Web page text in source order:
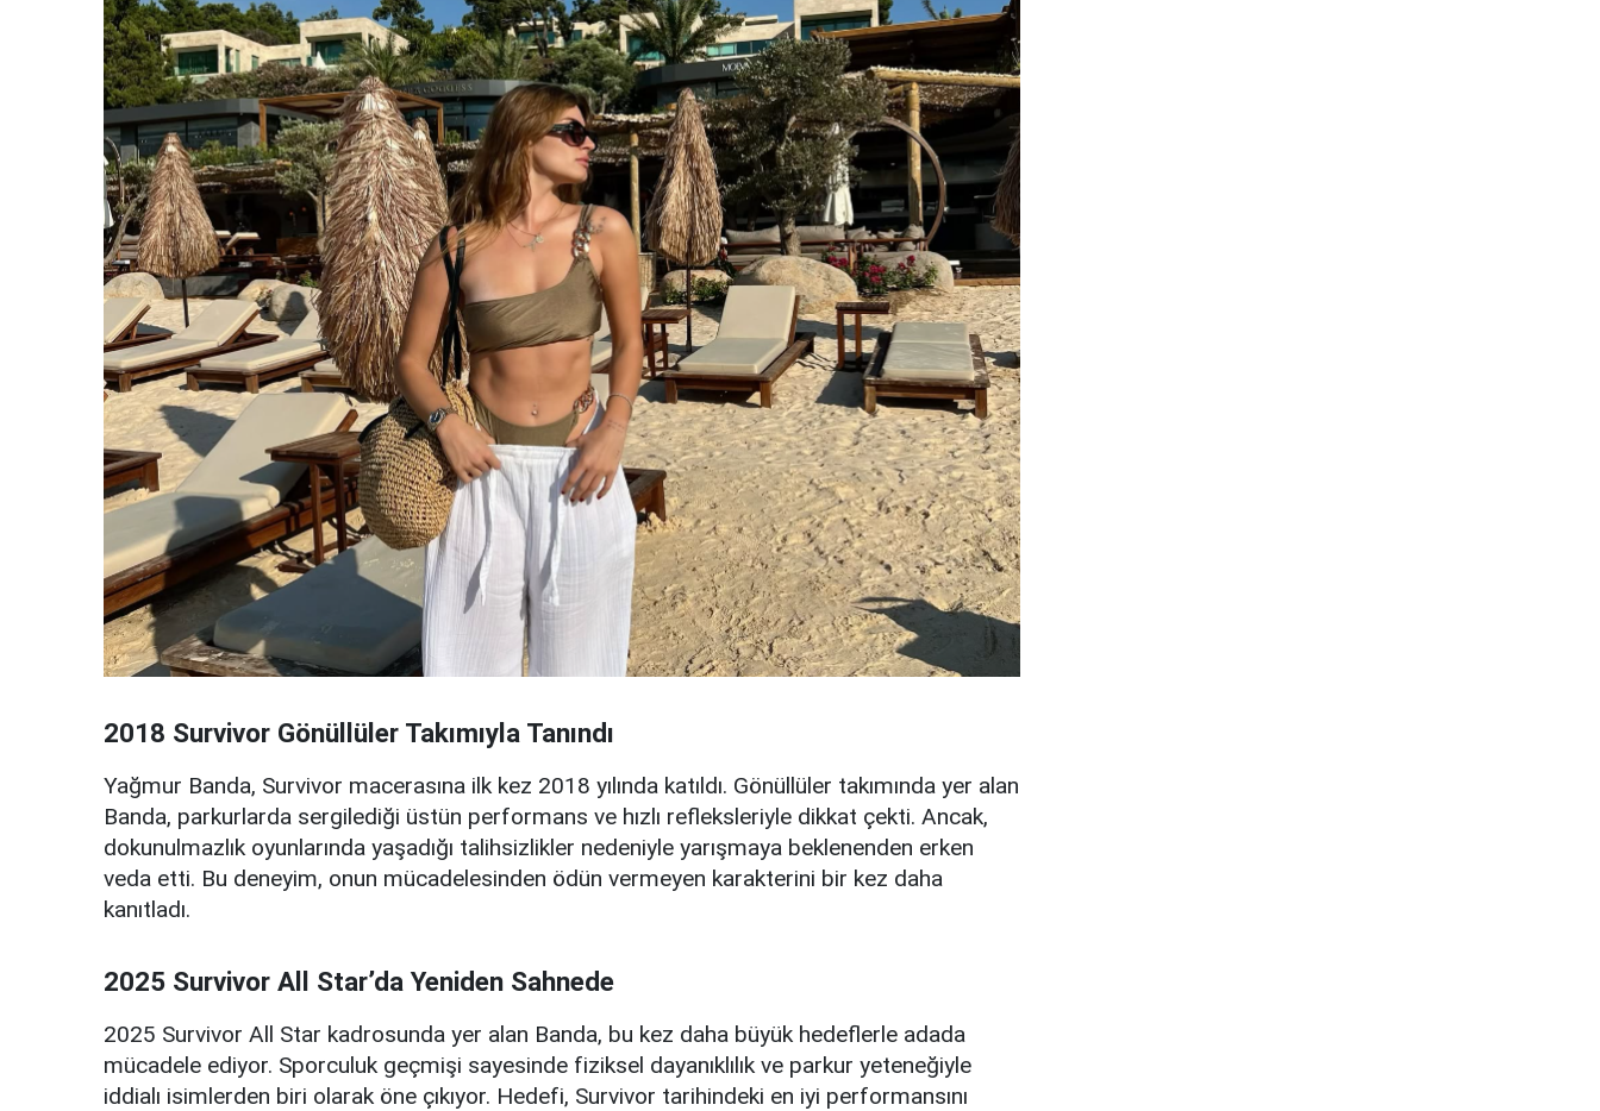
2018 Survivor Gönüllüler Takımıyla Tanındı
Yağmur Banda, Survivor macerasına ilk kez 2018 yılında katıldı. Gönüllüler takımında yer alan
Banda, parkurlarda sergilediği üstün performans ve hızlı refleksleriyle dikkat çekti. Ancak,
dokunulmazlık oyunlarında yaşadığı talihsizlikler nedeniyle yarışmaya beklenenden erken
veda etti. Bu deneyim, onun mücadelesinden ödün vermeyen karakterini bir kez daha
kanıtladı.
2025 Survivor All Star’da Yeniden Sahnede
2025 Survivor All Star kadrosunda yer alan Banda, bu kez daha büyük hedeflerle adada
mücadele ediyor. Sporculuk geçmişi sayesinde fiziksel dayanıklılık ve parkur yeteneğiyle
iddialı isimlerden biri olarak öne çıkıyor. Hedefi, Survivor tarihindeki en iyi performansını